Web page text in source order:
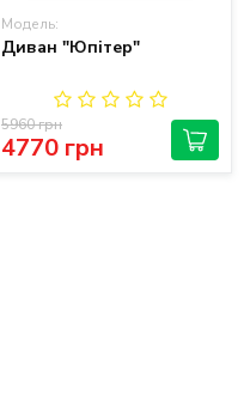
Модель:
Диван "Юпітер"
4770 грн
5960 грн